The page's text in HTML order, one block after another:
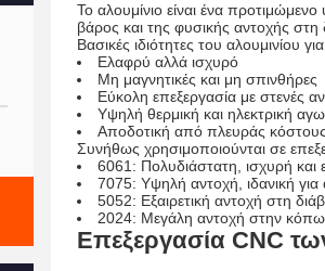
Το αλουμίνιο είναι ένα προτιμώμενο
βάρος και της φυσικής αντοχής στη
Βασικές ιδιότητες του αλουμινίου
Ελαφρύ αλλά ισχυρό
Μη μαγνητικές και μη σπινθήρες
Εύκολη επεξεργασία με στενές
Υψηλή θερμική και ηλεκτρική
Αποδοτική από πλευράς
Συνήθως χρησιμοποιούνται σε
6061: Πολυδιάστατη, ισχυρή και
7075: Υψηλή αντοχή, ιδανική για
5052: Εξαιρετική αντοχή στη
2024: Μεγάλη αντοχή στην
Επεξεργασία CNC